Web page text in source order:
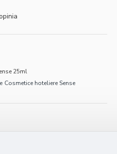
25ml
Cosmetice hoteliere Sense
pentru acest produs